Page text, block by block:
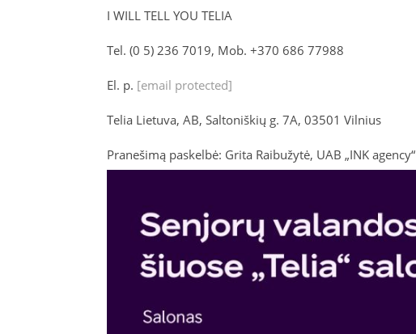
I WILL TELL YOU TELIA
Tel. (0 5) 236 7019, Mob. +370 686 77988
El. p. [email protected]
Telia Lietuva, AB, Saltoniškių g. 7A, 03501 Vilnius
Pranešimą paskelbė: Grita Raibužytė, UAB „INK agency“